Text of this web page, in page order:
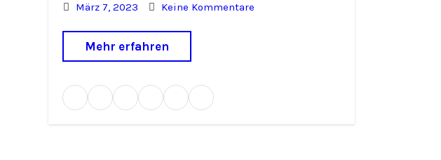
März 7, 2023 Keine Kommentare
Mehr erfahren